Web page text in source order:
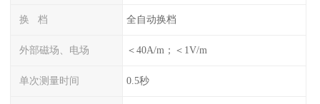
换 档 全自动换档
外部磁场、电场 ＜40A/m；＜1V/m
单次测量时间 0.5秒